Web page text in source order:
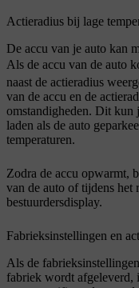
Actieradius bij lage
De accu van je auto kan
Als de accu van de auto
naast de actieradius
van de accu en de
omstandigheden. Dit kun
laden als de auto
temperaturen.
Zodra de accu opwarmt,
van de auto of tijdens
bestuurdersdisplay.
Fabrieksinstellingen en
Als de
fabriek wordt afgeleverd,